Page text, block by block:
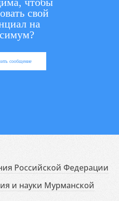
свой
на
сообщение
Российской Федерации
и науки Мурманской